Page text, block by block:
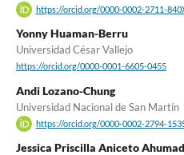
https://orcid.org/0000-0002-2711-
Yonny Huaman-Berru
Universidad César Vallejo
https://orcid.org/0000-0001-6605-0455
Andi Lozano-Chung
Universidad Nacional de San Martín
https://orcid.org/0000-0002-2794-
Jessica Priscilla Aniceto